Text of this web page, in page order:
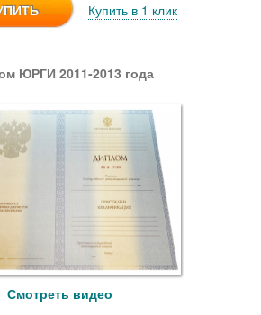
Купить в 1 клик
ЮРГИ 2011-2013 года
Смотреть видео